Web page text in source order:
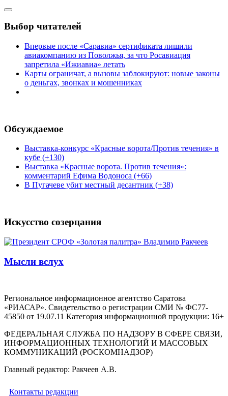
Выбор читателей
Впервые после «Саравиа» сертификата лишили
авиакомпанию из Поволжья, за что Росавиация
запретила «Ижиавиа» летать
Карты ограничат, а вызовы заблокируют: новые законы
о деньгах, звонках и мошенниках
Обсуждаемое
Выставка-конкурс «Красные ворота/Против течения» в
кубе (+130)
Выставка «Красные ворота. Против течения»:
комментарий Ефима Водоноса (+66)
В Пугачеве убит местный десантник (+38)
Искусство созерцания
Мысли вслух
Региональное информационное агентство Саратова
«РИАСАР». Свидетельство о регистрации СМИ № ФС77-
45850 от 19.07.11 Категория информационной продукции: 16+
ФЕДЕРАЛЬНАЯ СЛУЖБА ПО НАДЗОРУ В СФЕРЕ СВЯЗИ,
ИНФОРМАЦИОННЫХ ТЕХНОЛОГИЙ И МАССОВЫХ
КОММУНИКАЦИЙ (РОСКОМНАДЗОР)
Главный редактор: Ракчеев А.В.
Контакты редакции